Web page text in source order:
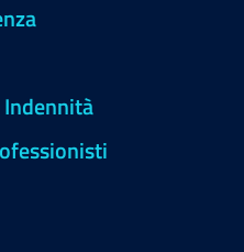
Indennità